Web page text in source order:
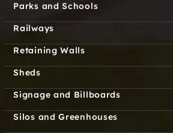
Parks and Schools
Railways
Retaining Walls
Sheds
Signage and Billboards
Silos and Greenhouses